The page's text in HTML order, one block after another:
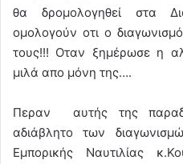
θα δρομολογηθεί στα
ομολογούν οτι ο
τους!!! Οταν ξημέρωσε η
μιλά απο μόνη της….
Περαν αυτής της
αδιάβλητο των
Εμπορικής Ναυτιλίας